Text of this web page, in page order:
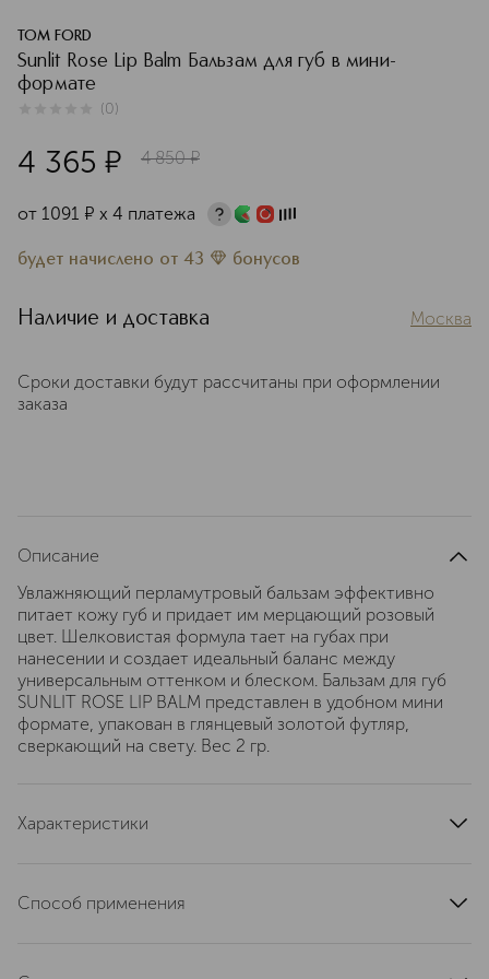
TOM FORD
Sunlit Rose Lip Balm Бальзам для губ в мини-
формате
(0)
4 365 ¤ 4 850 ¤
от 1091 ¤ х 4 платежа
будет начислено от 43 бонусов
Наличие и доставка Москва
Сроки доставки будут рассчитаны при оформлении
заказа
Описание
Увлажняющий перламутровый бальзам эффективно
питает кожу губ и придает им мерцающий розовый
цвет. Шелковистая формула тает на губах при
нанесении и создает идеальный баланс между
универсальным оттенком и блеском. Бальзам для губ
SUNLIT ROSE LIP BALM представлен в удобном мини
формате, упакован в глянцевый золотой футляр,
сверкающий на свету. Вес 2 гр.
Характеристики
Способ применения